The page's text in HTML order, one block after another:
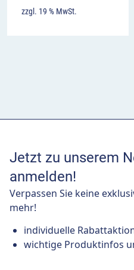
zzgl. 19 % MwSt.
Jetzt zu unserem
anmelden!
Verpassen Sie keine
mehr!
individuelle
wichtige Produktinfos